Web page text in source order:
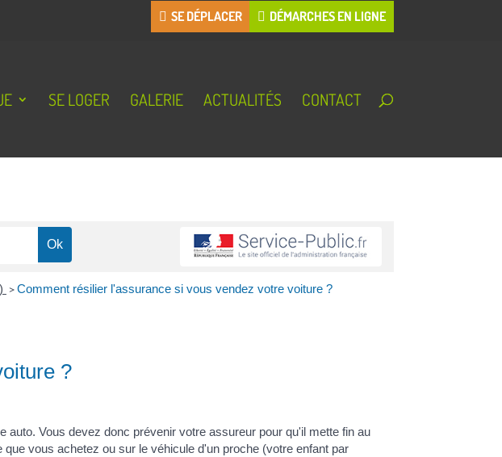
SE DÉPLACER DÉMARCHES EN LIGNE
SE LOGER GALERIE ACTUALITÉS CONTACT
>Comment résilier l'assurance si vous vendez votre voiture ?
?
Vous devez donc prévenir votre assureur pour qu'il mette fin au
vous achetez ou sur le véhicule d'un proche (votre enfant par